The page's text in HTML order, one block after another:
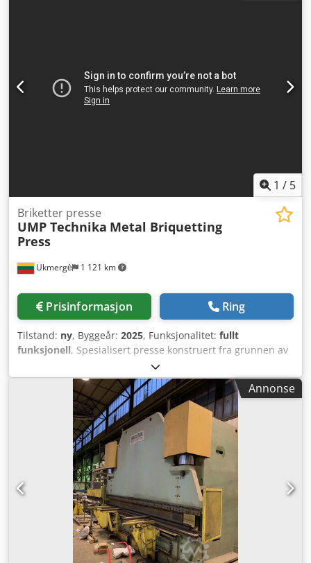
machine vice, coolant device
1 / 5
Ukmergė 1 121 km
Briketter presse
UMP Technika Metal Briquetting
Press
Prisinformasjon Ring
Tilstand: ny, Byggeår: 2025, Funksjonalitet: fullt
funksjonell, Spesialisert presse konstruert fra grunnen av
for brikettering av jern, stål og lignende legeringer.
Inkluderer integrerte oljefangmatter.
Pakke-/innpakkingsbord er ikke inkludert – kun
brikettstyringer (skinner). Leveres med gjennomsiktige
bunkerdører og oljevarmeelementer som standard.
Maskinene styres av Siemens KTP-400 berøringsskjermer.
2. generasjon tilgjengelig for kjøp fra februar 2024. For
denne pressen, vennligst kontakt oss først! Tekniske data:
Kapasitet: Opptil 600 briketter/time* Hovedmotor: 30 kW
Matingmotorer: 2,6 kW Kjølesystem: 1,6 kW Total effekt:
34,2 kW Oljebeholder: 260 liter Filter: 4 Lengde: 2000 mm
Bredde: 2000 mm Høyde: 2200 mm Vekt: 3500 kg
Brikettstørrelse: 40–110, D80 mm Crodpfotmugcox Aktsf
Garanti: 2 år / 2 000 driftstimer
Annonse